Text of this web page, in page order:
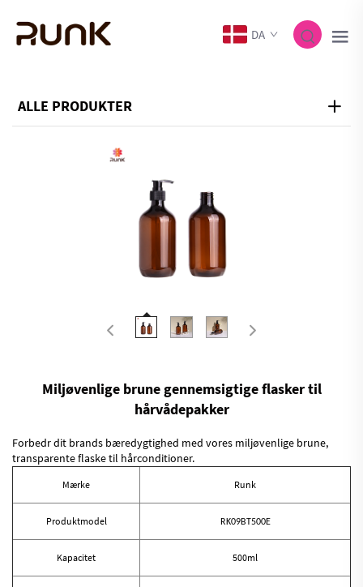
DA
ALLE PRODUKTER
Miljøvenlige brune gennemsigtige flasker til
hårvådepakker
Forbedr dit brands bæredygtighed med vores miljøvenlige brune,
transparente flaske til hårconditioner.
Mærke Runk
Produktmodel RK09BT500E
Kapacitet 500ml